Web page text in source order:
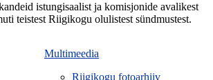
istungisaalist ja komisjonide avalikest
teistest Riigikogu olulistest sündmustest.
Multimeedia
Riigikogu fotoarhiiv